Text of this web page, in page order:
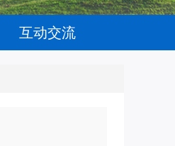
互动交流